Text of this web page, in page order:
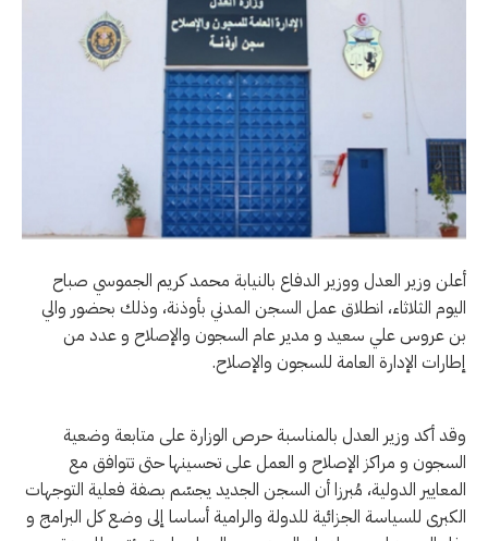
أعلن وزير العدل ووزير الدفاع بالنيابة محمد كريم الجموسي صباح
اليوم الثلاثاء، انطلاق عمل السجن المدني بأوذنة، وذلك بحضور والي
بن عروس علي سعيد و مدير عام السجون والإصلاح و عدد من
إطارات الإدارة العامة للسجون والإصلاح.
وقد أكد وزير العدل بالمناسبة حرص الوزارة على متابعة وضعية
السجون و مراكز الإصلاح و العمل على تحسينها حتى تتوافق مع
المعايير الدولية، مُبرزا أن السجن الجديد يجسّم بصفة فعلية التوجهات
الكبرى للسياسة الجزائية للدولة والرامية أساسا إلى وضع كل البرامج و